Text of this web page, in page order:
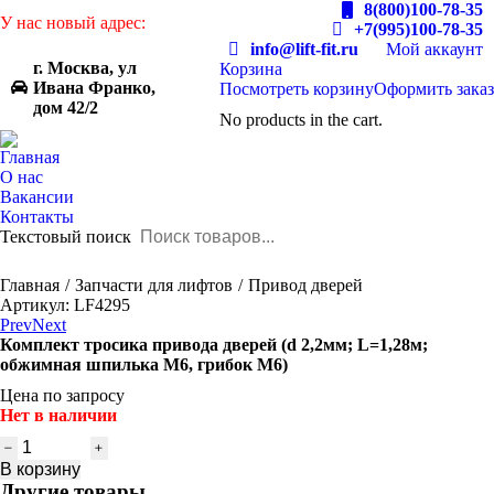
У нас новый адрес:
г. Москва, ул
Ивана Франко,
дом 42/2
8(800)100-78-35
+7(995)100-78-35
info@lift-fit.ru
Мой аккаунт
Корзина
Посмотреть корзинуОформить заказ
No products in the cart.
Главная
О нас
Вакансии
Контакты
Текстовый поиск
You are here:
Главная Запчасти для лифтов
Привод дверей
Артикул: LF4295
PrevNext
Комплект тросика привода дверей (d 2,2мм; L=1,28м;
обжимная шпилька M6, грибок М6)
Цена по запросу
Нет в наличии
Количество
товара
Комплект
В корзину